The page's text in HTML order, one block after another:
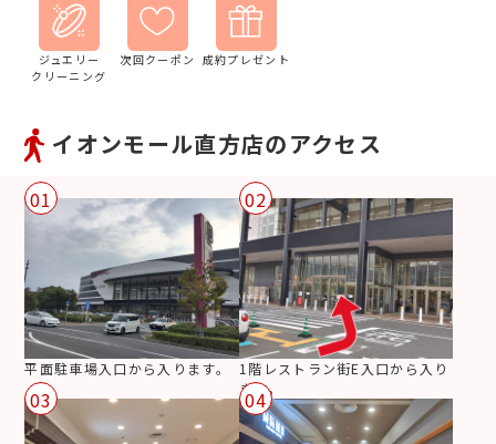
ジュエリー
クリーニング
次回クーポン 成約プレゼント
イオンモール直方店のアクセス
01
平面駐車場入口から入ります。
02
1階レストラン街E入口から入り
ます。
03 04